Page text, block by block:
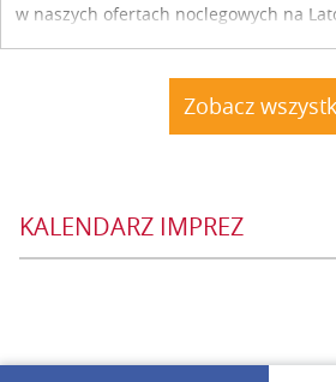
w naszych ofertach noclegowych na
Zobacz
KALENDARZ IMPREZ